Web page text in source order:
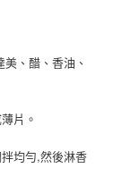
、醋、香油、
片。
均勻,然後淋香